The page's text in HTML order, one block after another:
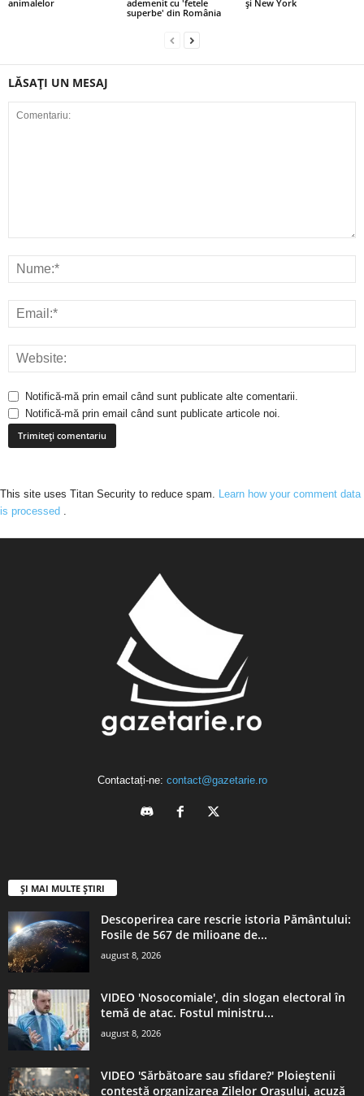
animalelor
ademenit cu 'fetele
superbe' din România
şi New York
LĂSAȚI UN MESAJ
Notifică-mă prin email când sunt publicate alte comentarii.
Notifică-mă prin email când sunt publicate articole noi.
This site uses Titan Security to reduce spam. Learn how your comment data
is processed .
Contactați-ne: contact@gazetarie.ro
ȘI MAI MULTE ȘTIRI
Descoperirea care rescrie istoria Pământului:
Fosile de 567 de milioane de...
august 8, 2026
VIDEO 'Nosocomiale', din slogan electoral în
temă de atac. Fostul ministru...
august 8, 2026
VIDEO 'Sărbătoare sau sfidare?' Ploieștenii
contestă organizarea Zilelor Orașului, acuză